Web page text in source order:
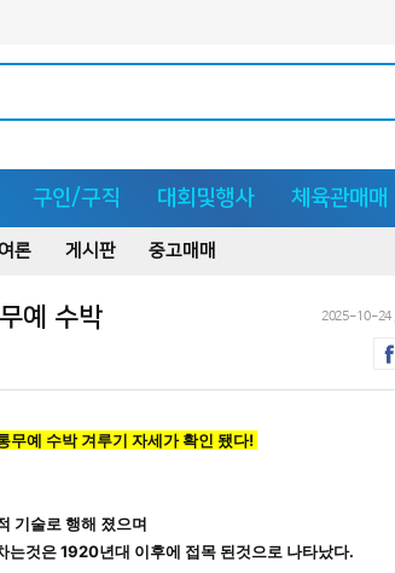
구인/구직 대회및행사 체육관매매
론 게시판 중고매매
예 수박 2025-10-24
예 수박 겨루기 자세가 확인 됐다!
기술로 행해 졌으며
는것은 1920년대 이후에 접목 된것으로 나타났다.